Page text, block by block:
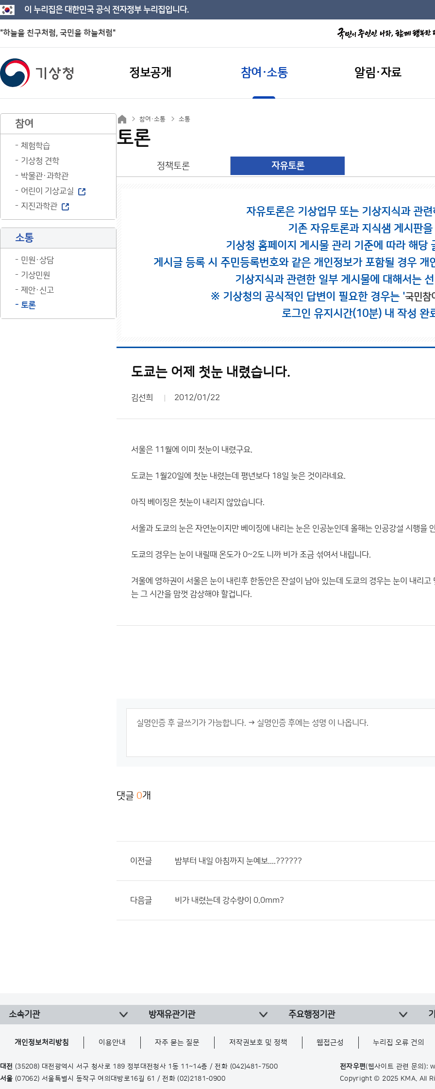
이 누리집은 대한민국 공식 전자정부 누리집입니다.
"하늘을 친구처럼, 국민을 하늘처럼"
정보공개 참여·소통 알림·자료
참여
체험학습
기상청 견학
박물관·과학관
어린이 기상교실
지진과학관
소통
민원·상담
기상민원
제안·신고
토론
참여·소통 소통
토론
정책토론 자유토론
자유토론은 기상업무 또는 기상지식과 관
기존 자유토론과 지식샘 게시판
기상청 홈페이지 게시물 관리 기준에 따라 해당
게시글 등록 시 주민등록번호와 같은 개인정보가 포함될 경우
기상지식과 관련한 일부 게시물에 대해서는
※ 기상청의 공식적인 답변이 필요한 경우는 '국민참
로그인 유지시간(10분) 내 작성 완
도쿄는 어제 첫눈 내렸습니다.
김선희 2012/01/22
서울은 11월에 이미 첫눈이 내렸구요.
도쿄는 1월20일에 첫눈 내렸는데 평년보다 18일 늦은 것이라네요.
아직 베이징은 첫눈이 내리지 않았습니다.
서울과 도쿄의 눈은 자연눈이지만 베이징에 내리는 눈은 인공눈인데 올해는 인공강설 시행을
도쿄의 경우는 눈이 내릴때 온도가 0~2도 니까 비가 조금 섞여서 내립니다.
겨울에 영하권이 서울은 눈이 내린후 한동안은 잔설이 남아 있는데 도쿄의 경우는 눈이 내리
는 그 시간을 맘껏 감상해야 할겁니다.
댓글 0개
이전글 밤부터 내일 아침까지 눈예보....??????
다음글 비가 내렸는데 강수량이 0.0mm?
소속기관 방재유관기관 주요행정기관
개인정보처리방침 이용안내 자주 묻는 질문 저작권보호 및 정책 웹접근성 누리집 오류 건의
대전 (35208) 대전광역시 서구 청사로 189 정부대전청사 1동 11~14층 / 전화 (042)481-7500
서울 (07062) 서울특별시 동작구 여의대방로16길 61 / 전화 (02)2181-0900
전자우편(웹사이트 관련 문의
Copyright © 2025 KMA. All